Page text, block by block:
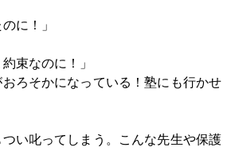
に！」
束なのに！」
ろそかになっている！塾にも行かせ
い叱ってしまう。こんな先生や保護